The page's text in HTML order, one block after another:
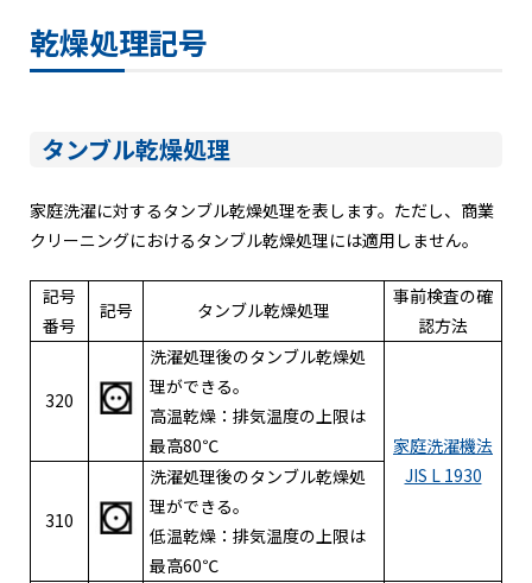
乾燥処理記号
タンブル乾燥処理
家庭洗濯に対するタンブル乾燥処理を表します。ただし、商業
クリーニングにおけるタンブル乾燥処理には適用しません。
記号
番号
記号 タンブル乾燥処理
事前検査の確
認方法
320
洗濯処理後のタンブル乾燥処
理ができる。
高温乾燥：排気温度の上限は
最高80℃
家庭洗濯機法
JIS L 1930
310
洗濯処理後のタンブル乾燥処
理ができる。
低温乾燥：排気温度の上限は
最高60℃